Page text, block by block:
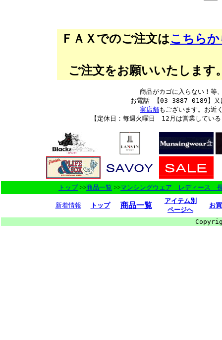
ＦＡＸでのご注文はこちら
ご注文をお願いいたし
商品がカゴに入らない！等
お電話 【03-3887-0189】又
実店舗もございます。お近
【定休日：毎週火曜日 12月は営業してい
トップ>>商品一覧 >>マンシングウェア レディース
新着情報 トップ 商品一覧
アイテム別
ページへ
お